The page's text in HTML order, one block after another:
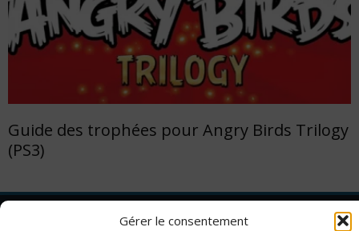
Gérer le consentement
Guide des trophées pour Angry Birds Trilogy
(PS3)